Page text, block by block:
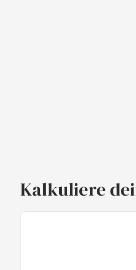
Kalkuliere